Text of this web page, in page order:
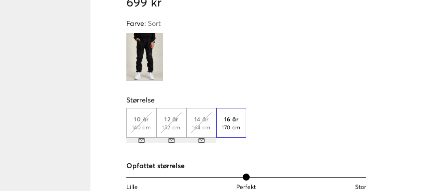
699 kr
Farve: Sort
Størrelse
10 år
140 cm
12 år
152 cm
14 år
164 cm
16 år
170 cm
Opfattet størrelse
Lille Perfekt Stor